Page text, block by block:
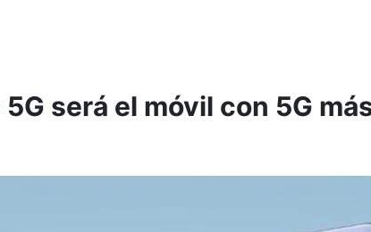
5G será el móvil con 5G